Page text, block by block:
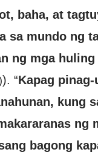
baha, at
sa mundo ng
ng mga huling
). “Kapag
kung
ng
bagong